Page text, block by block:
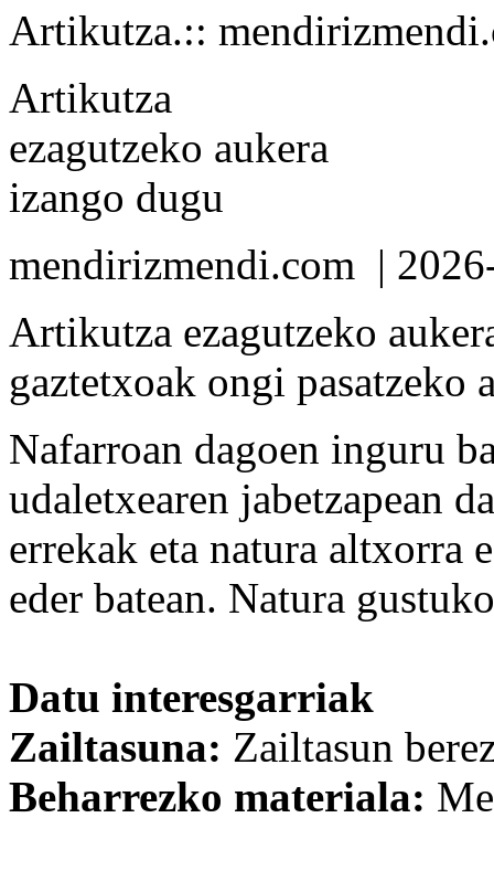
Artikutza.::
Artikutza
ezagutzeko aukera
izango dugu
mendirizmendi.com |
Artikutza ezagutzeko
gaztetxoak ongi pasatzeko
Nafarroan dagoen inguru
udaletxearen jabetzapean
errekak eta natura
eder batean. Natura
Datu interesgarriak
Zailtasuna: Zailtasun
Beharrezko materiala: